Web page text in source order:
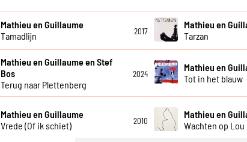
Mathieu en Guillaume
Tamadlijn
2017
Mathieu en
Tarzan
Mathieu en Guillaume en Stef
Bos
Terug naar Plettenberg
2024
Mathieu en
Tot in het blauw
Mathieu en Guillaume
Vrede (Of ik schiet)
2010
Mathieu en
Wachten op Lou